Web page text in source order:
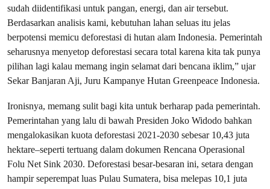
sudah diidentifikasi untuk pangan, energi, dan air tersebut.
Berdasarkan analisis kami, kebutuhan lahan seluas itu jelas
berpotensi memicu deforestasi di hutan alam Indonesia. Pemerintah
seharusnya menyetop deforestasi secara total karena kita tak punya
pilihan lagi kalau memang ingin selamat dari bencana iklim,” ujar
Sekar Banjaran Aji, Juru Kampanye Hutan Greenpeace Indonesia.
Ironisnya, memang sulit bagi kita untuk berharap pada pemerintah.
Pemerintahan yang lalu di bawah Presiden Joko Widodo bahkan
mengalokasikan kuota deforestasi 2021-2030 sebesar 10,43 juta
hektare–seperti tertuang dalam dokumen Rencana Operasional
Folu Net Sink 2030. Deforestasi besar-besaran ini, setara dengan
hampir seperempat luas Pulau Sumatera, bisa melepas 10,1 juta